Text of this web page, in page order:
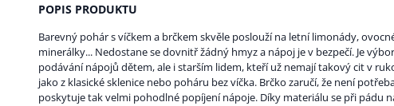
POPIS PRODUKTU
Barevný pohár s víčkem a brčkem skvěle poslouží na letní limonády,
minerálky... Nedostane se dovnitř žádný hmyz a nápoj je v bezpečí. Je
podávání nápojů dětem, ale i starším lidem, kteří už nemají takový cit v
jako z klasické sklenice nebo poháru bez víčka. Brčko zaručí, že není
poskytuje tak velmi pohodlné popíjení nápoje. Díky materiálu se při pádu